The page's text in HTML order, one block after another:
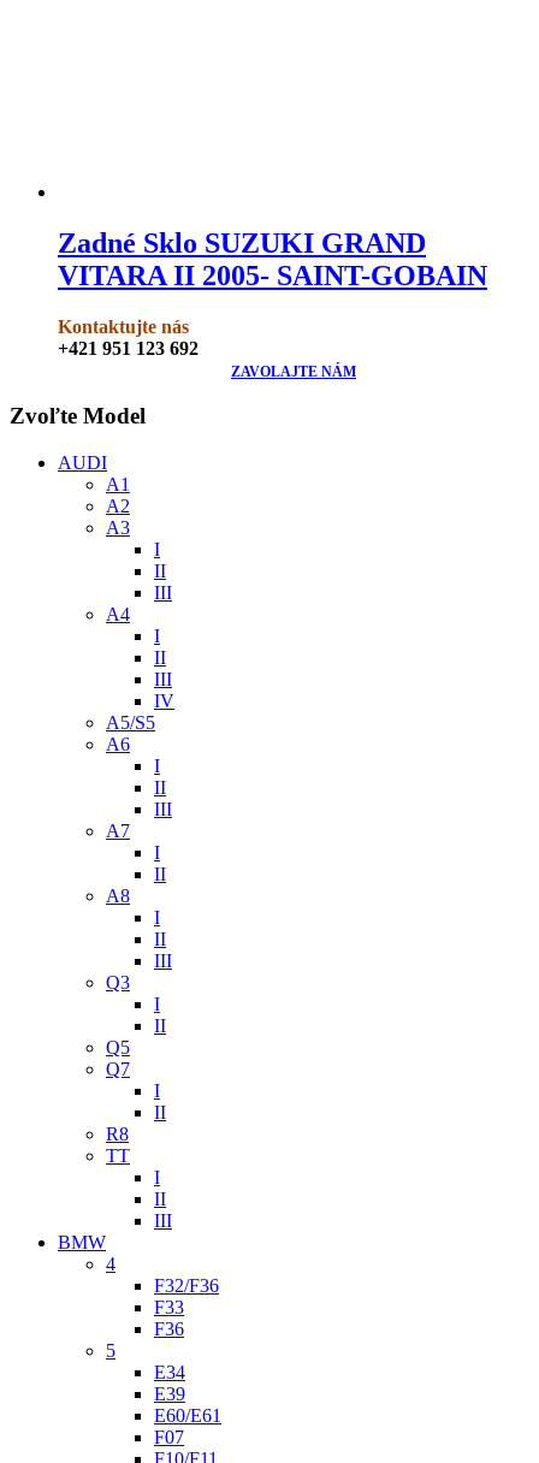
Zadné Sklo SUZUKI GRAND
VITARA II 2005- SAINT-GOBAIN
Kontaktujte nás
+421 951 123 692
ZAVOLAJTE NÁM
Zvoľte Model
AUDI
A1
A2
A3
I
II
III
A4
I
II
III
IV
A5/S5
A6
I
II
III
A7
I
II
A8
I
II
III
Q3
I
II
Q5
Q7
I
II
R8
TT
I
II
III
BMW
4
F32/F36
F33
F36
5
E34
E39
E60/E61
F07
F10/F11